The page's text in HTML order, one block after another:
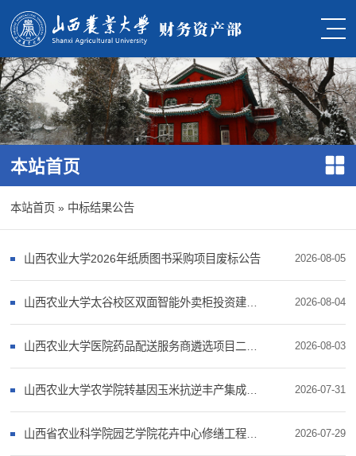
本站首页
本站首页 » 中标结果公告
山西农业大学2026年纸质图书采购项目废标公告 2026-08-05
山西农业大学太谷校区双面智能外卖柜投资建设运营服务项目中标候选人公示 2026-08-04
山西农业大学医院药品配送服务商遴选项目二次谈判采购废标公告 2026-08-03
山西农业大学农学院转基因玉米抗逆丰产集成技术示范项目成交结果公告 2026-07-31
山西省农业科学院园艺学院花卉中心修缮工程成交结果公告 2026-07-29